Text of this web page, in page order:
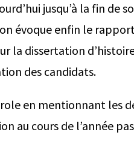
jusqu’à la fin de
évoque enfin le
la dissertation
des candidats.
en mentionnant les
au cours de l’année